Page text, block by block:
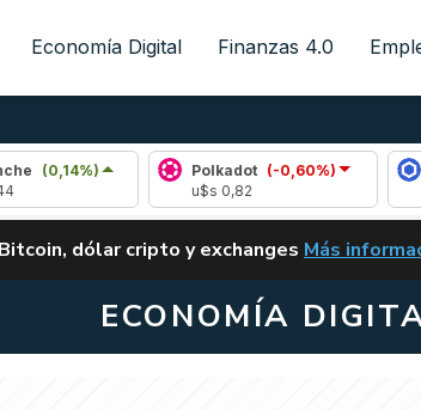
Economía Digital Finanzas 4.0
Polkadot (-0,60%)
Chainlink
dólar cripto y exchanges CLARITY
Más
ECONOMÍA